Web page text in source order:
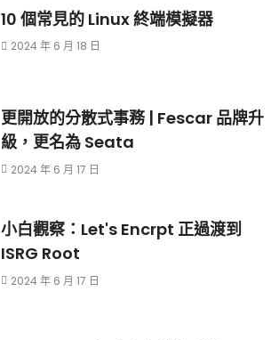
10 個常見的 Linux 終端模擬器
2024 年 6 月 18 日
更開放的分散式事務 | Fescar 品牌升
級，更名為 Seata
2024 年 6 月 17 日
小白觀察：Let's Encrpt 正過渡到
ISRG Root
2024 年 6 月 17 日